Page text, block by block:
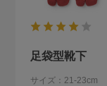
足袋型靴下
サイズ：21-23cm